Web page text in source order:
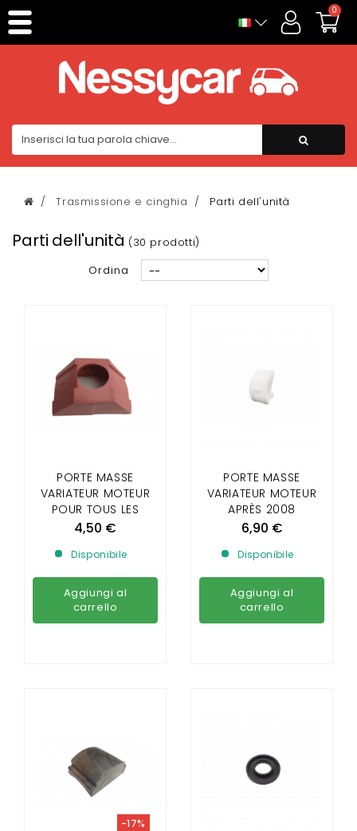
0
Trasmissione e cinghia Parti dell'unità
Parti dell'unità (30 prodotti)
Ordina
PORTE MASSE
VARIATEUR MOTEUR
POUR TOUS LES
MOTEUR AVANT 2008
4,50 €
Disponibile
Aggiungi al
carrello
PORTE MASSE
VARIATEUR MOTEUR
APRÈS 2008
6,90 €
Disponibile
Aggiungi al
carrello
-17%